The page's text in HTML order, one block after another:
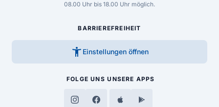
08.00 Uhr bis 18.00 Uhr möglich.
BARRIEREFREIHEIT
accessibility_new Einstellungen öffnen
FOLGE UNS UNSERE APPS